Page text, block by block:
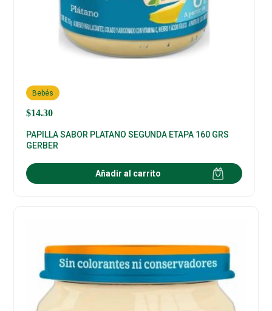
$14.30
Bebés
PAPILLA SABOR PLATANO SEGUNDA ETAPA 160 GRS
GERBER
Añadir al carrito